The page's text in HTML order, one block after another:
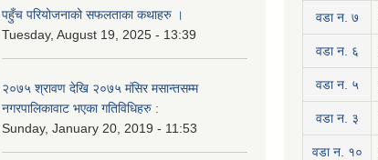
पहुँच परियोजनाको सफलताका कथाहरु ।
Tuesday, August 19, 2025 - 13:39
२०७५ श्रावण देखि २०७५ मंसिर मसान्तसम्म
नगरपालिकावाट भएका गतिविधिहरु :
Sunday, January 20, 2019 - 11:53
वडा न. ७
वडा न. ६
वडा न. ५
वडा न. ३
वडा न. १०